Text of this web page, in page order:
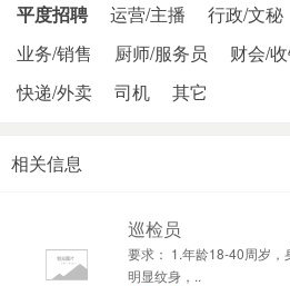
平度招聘 运营/主播 行政/文秘
业务/销售
厨师/服务员 财会/
快递/外卖
司机 其它
相关信息
巡检员
要求： 1.年龄18-40周岁
明显纹身，..